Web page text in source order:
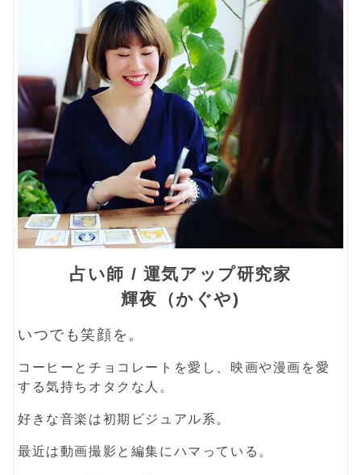
占い師 / 運気アップ研究家
輝夜（かぐや)
いつでも笑顔を。
コーヒーとチョコレートを愛し、映画や漫画を愛
する気持ちオタクな人。
好きな音楽は初期ビジュアル系。
最近は動画撮影と編集にハマっている。